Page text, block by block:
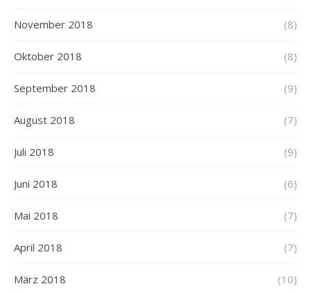
November 2018 (8)
Oktober 2018 (8)
September 2018 (9)
August 2018 (7)
Juli 2018 (9)
Juni 2018 (6)
Mai 2018 (7)
April 2018 (7)
März 2018 (10)